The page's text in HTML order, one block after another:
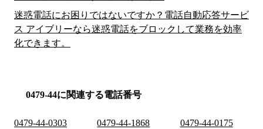
迷惑電話にお困りではないですか？電話自動応答サービ
ス アイブリーなら迷惑電話をブロックして業務を効率
化できます。
0479-44に関連する電話番号
0479-44-0303 0479-44-1868
0479-44-0175